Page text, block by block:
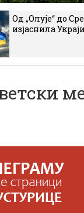
Од „Олује“ до
изјаснила